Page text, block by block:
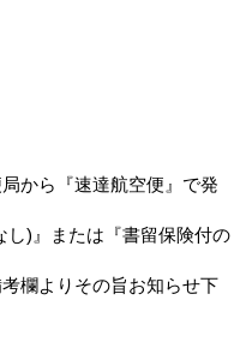
から『速達航空便』で発
し)』または『書留保険付の
欄よりその旨お知らせ下